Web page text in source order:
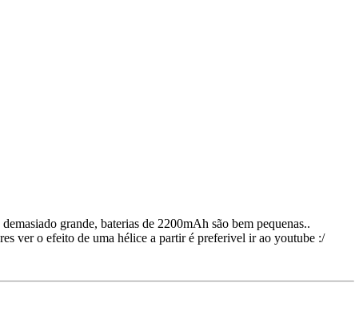
grande, baterias de 2200mAh são bem pequenas..
ver o efeito de uma hélice a partir é preferivel ir ao youtube :/